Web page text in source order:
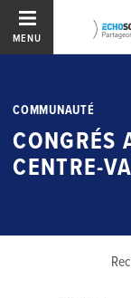
MENU
COMMUNAUTÉ
CONGRÉS
CENTRE-